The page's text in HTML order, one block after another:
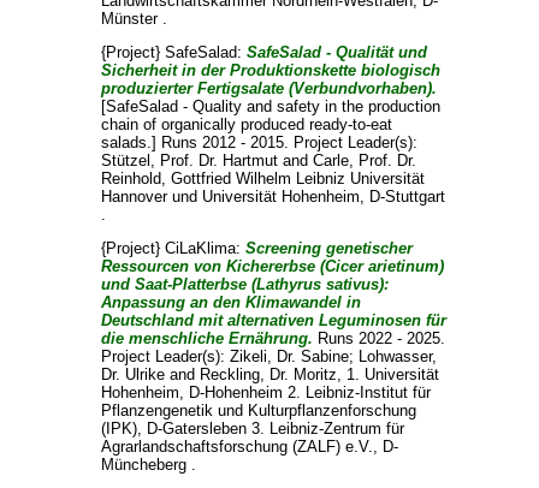
Münster .
{Project} SafeSalad: SafeSalad - Qualität und
Sicherheit in der Produktionskette biologisch
produzierter Fertigsalate (Verbundvorhaben).
[SafeSalad - Quality and safety in the production
chain of organically produced ready-to-eat
salads.] Runs 2012 - 2015. Project Leader(s):
Stützel, Prof. Dr. Hartmutand Carle, Prof. Dr.
Reinhold, Gottfried Wilhelm Leibniz Universität
Hannover und Universität Hohenheim, D-Stuttgart
.
{Project} CiLaKlima: Screening genetischer
Ressourcen von Kichererbse (Cicer arietinum)
und Saat-Platterbse (Lathyrus sativus):
Anpassung an den Klimawandel in
Deutschland mit alternativen Leguminosen für
die menschliche Ernährung. Runs 2022 - 2025.
Project Leader(s): Zikeli, Dr. Sabine; Lohwasser,
Dr. Ulrikeand Reckling, Dr. Moritz, 1. Universität
Hohenheim, D-Hohenheim 2. Leibniz-Institut für
Pflanzengenetik und Kulturpflanzenforschung
(IPK), D-Gatersleben 3. Leibniz-Zentrum für
Agrarlandschaftsforschung (ZALF) e.V., D-
Müncheberg .